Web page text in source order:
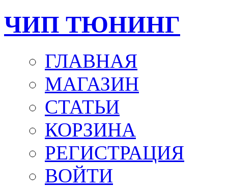
ЧИП ТЮНИНГ
ГЛАВНАЯ
МАГАЗИН
СТАТЬИ
КОРЗИНА
РЕГИСТРАЦИЯ
ВОЙТИ